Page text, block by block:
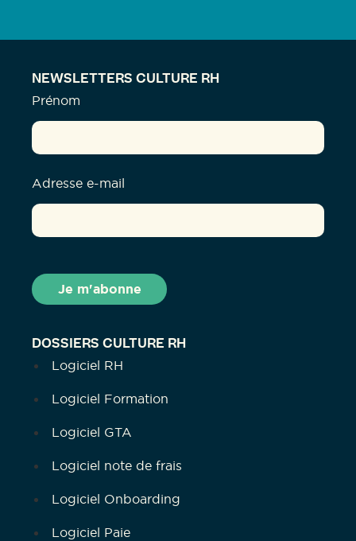
DOSSIERS CULTURE RH
Logiciel RH
Logiciel Formation
Logiciel GTA
Logiciel note de frais
Logiciel Onboarding
Logiciel Paie
NEWSLETTERS CULTURE RH
Prénom
Adresse e-mail